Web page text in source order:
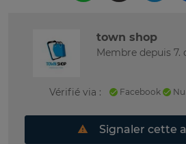
town shop
Membre depuis 7.
Vérifié via : Facebook
Signaler cette